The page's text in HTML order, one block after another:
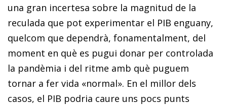
una gran incertesa sobre la magnitud de la
reculada que pot experimentar el PIB enguany,
quelcom que dependrà, fonamentalment, del
moment en què es pugui donar per controlada
la pandèmia i del ritme amb què puguem
tornar a fer vida «normal». En el millor dels
casos, el PIB podria caure uns pocs punts